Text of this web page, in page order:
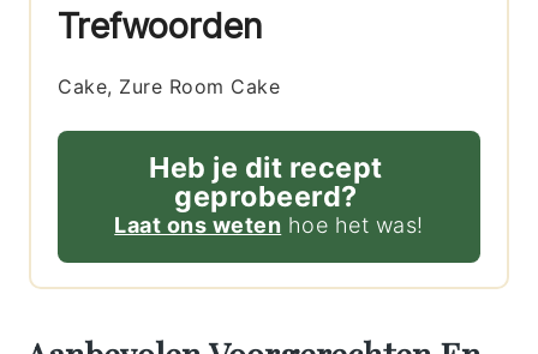
Trefwoorden
Cake, Zure Room Cake
Heb je dit recept
geprobeerd?
Laat ons weten hoe het was!